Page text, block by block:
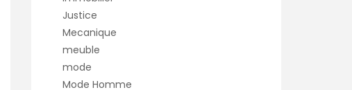
Justice
Mecanique
meuble
mode
Mode Homme